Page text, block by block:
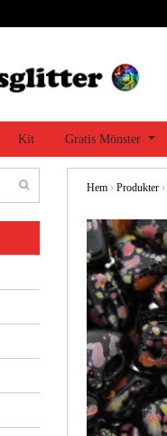
Kit Gratis Mönster
Hem › Produkter ›